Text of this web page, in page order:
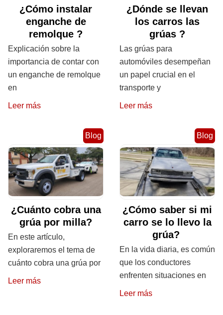
¿Cómo instalar
enganche de
remolque ?
Explicación sobre la
importancia de contar con
un enganche de remolque
en
Leer más
¿Dónde se llevan
los carros las
grúas ?
Las grúas para
automóviles desempeñan
un papel crucial en el
transporte y
Leer más
Blog
¿Cuánto cobra una
grúa por milla?
En este artículo,
exploraremos el tema de
cuánto cobra una grúa por
Leer más
Blog
¿Cómo saber si mi
carro se lo llevo la
grúa?
En la vida diaria, es común
que los conductores
enfrenten situaciones en
Leer más